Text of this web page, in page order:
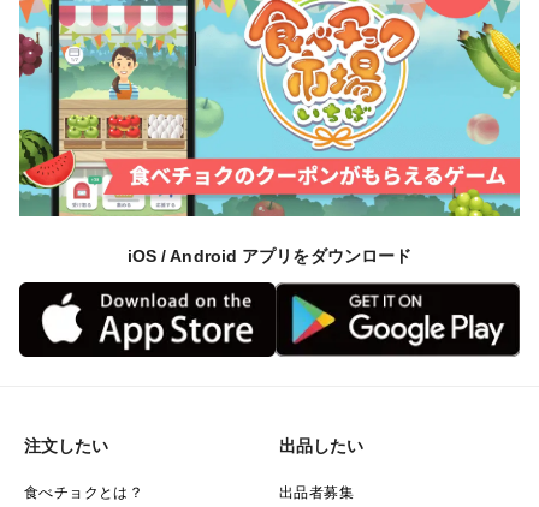
iOS / Android アプリをダウンロード
注文したい
食べチョクとは？
出品したい
出品者募集